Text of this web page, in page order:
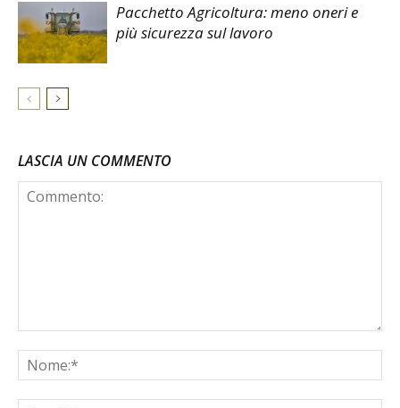
Pacchetto Agricoltura: meno oneri e
più sicurezza sul lavoro
LASCIA UN COMMENTO